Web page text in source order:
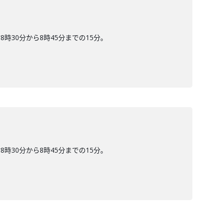
30分から8時45分までの15分。
30分から8時45分までの15分。